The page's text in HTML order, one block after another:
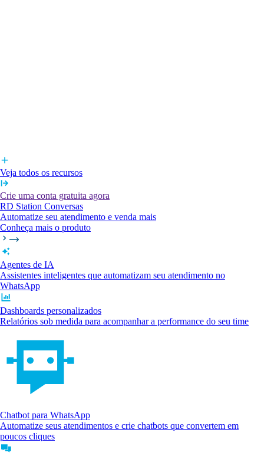
Veja todos os recursos
Crie uma conta gratuita agora
RD Station Conversas
Automatize seu atendimento e venda mais
Conheça mais o produto
Agentes de IA
Assistentes inteligentes que automatizam seu atendimento no
WhatsApp
Dashboards personalizados
Relatórios sob medida para acompanhar a performance do seu time
Chatbot para WhatsApp
Automatize seus atendimentos e crie chatbots que convertem em
poucos cliques